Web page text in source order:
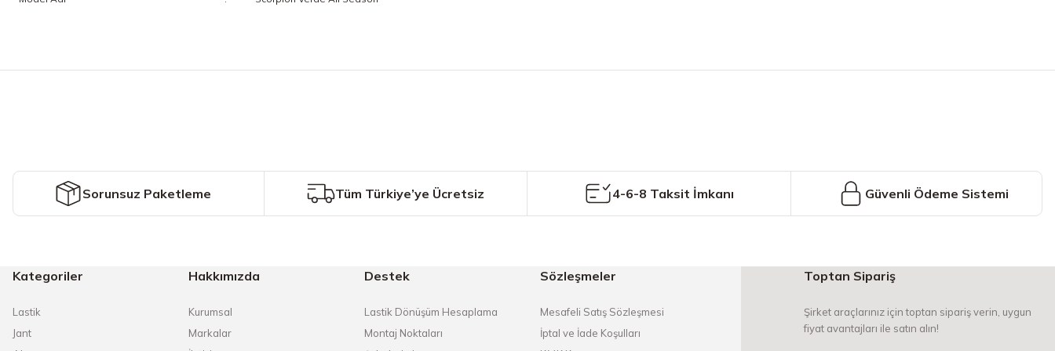
Ürün fiyatı diğer sitelerden daha pahalı.
Bu ürüne benzer farklı alternatifler olmalı.
Sorunsuz Paketleme Tüm Türkiye’ye Ücretsiz 4-6-8 Taksit İmkanı Güvenli Ödeme Sistemi
Kategoriler
Lastik
Jant
Hakkımızda
Kurumsal
Markalar
Destek
Lastik Dönüşüm Hesaplama
Montaj Noktaları
Sözleşmeler
Mesafeli Satış Sözleşmesi
İptal ve İade Koşulları
Toptan Sipariş
Şirket araçlarınız için toptan sipariş verin, uygun
fiyat avantajları ile satın alın!